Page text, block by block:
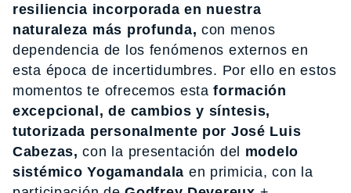
resiliencia incorporada en nuestra
naturaleza más profunda, con menos
dependencia de los fenómenos externos en
esta época de incertidumbres. Por ello en estos
momentos te ofrecemos estaformación
excepcional, de cambios y síntesis,
tutorizada personalmente por José Luis
Cabezas, con la presentación del modelo
sistémico Yogamandala en primicia, con la